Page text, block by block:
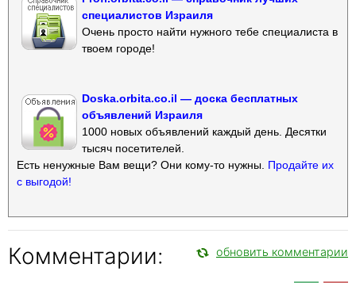
специалистов Израиля
Очень просто найти нужного тебе специалиста в
твоем городе!
Doska.orbita.co.il — доска бесплатных
объявлений Израиля
1000 новых объявлений каждый день. Десятки
тысяч посетителей.
Есть ненужные Вам вещи? Они кому-то нужны. Продайте их
с выгодой!
Комментарии: обновить комментарии